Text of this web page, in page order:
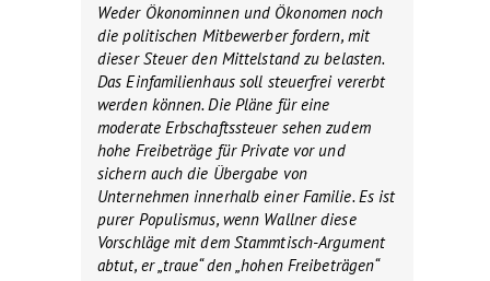
Weder Ökonominnen und Ökonomen noch
die politischen Mitbewerber fordern, mit
dieser Steuer den Mittelstand zu belasten.
Das Einfamilienhaus soll steuerfrei vererbt
werden können. Die Pläne für eine
moderate Erbschaftssteuer sehen zudem
hohe Freibeträge für Private vor und
sichern auch die Übergabe von
Unternehmen innerhalb einer Familie. Es ist
purer Populismus, wenn Wallner diese
Vorschläge mit dem Stammtisch-Argument
abtut, er „traue“ den „hohen Freibeträgen“